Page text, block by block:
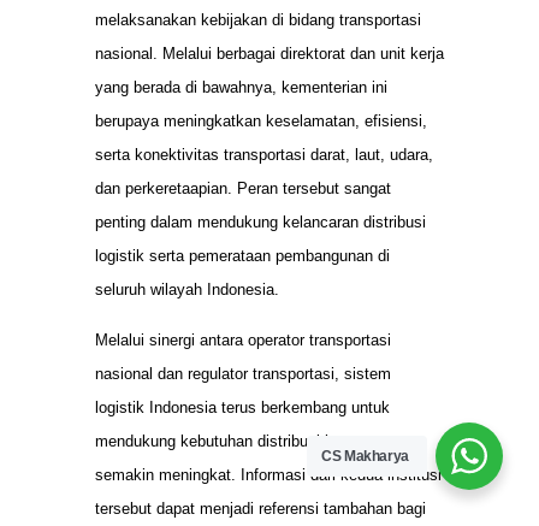
melaksanakan kebijakan di bidang transportasi
nasional. Melalui berbagai direktorat dan unit kerja
yang berada di bawahnya, kementerian ini
berupaya meningkatkan keselamatan, efisiensi,
serta konektivitas transportasi darat, laut, udara,
dan perkeretaapian. Peran tersebut sangat
penting dalam mendukung kelancaran distribusi
logistik serta pemerataan pembangunan di
seluruh wilayah Indonesia.
Melalui sinergi antara operator transportasi
nasional dan regulator transportasi, sistem
logistik Indonesia terus berkembang untuk
mendukung kebutuhan distribusi barang yang
semakin meningkat. Informasi dari kedua institusi
tersebut dapat menjadi referensi tambahan bagi
CS Makharya